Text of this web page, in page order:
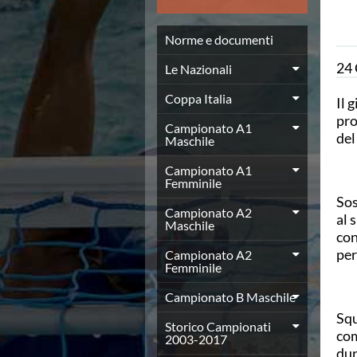
News
Flash News
Europei a modo Mei
Nuoto
Eventi attività agonistica
Calendario nazionale
Norme e documenti
Risultati e Classifiche
Graduatorie
Graduatorie Stagione 2025-2026
Azzurri
Records
News
Flash News
Pallanuoto
Norme e documenti
Le Nazionali
Coppa Italia
Campionato A1 Maschile
Campionato A1 Femminile
Norme e documenti
Le Nazionali
Coppa Italia
Campionato A1
Maschile
Campionato A1
Femminile
Campionato A2
Maschile
Campionato A2
Femminile
Campionato B Maschile
Storico Campionati
2003-2017
24
Il
al